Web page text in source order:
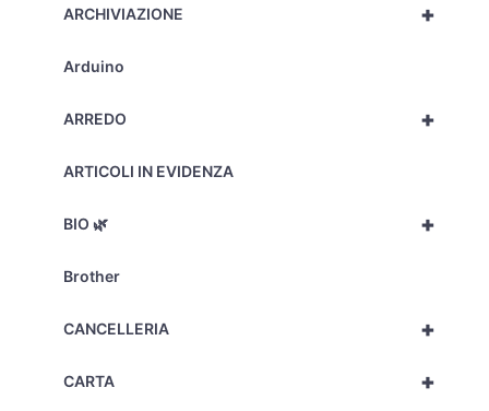
+
ARCHIVIAZIONE
Arduino
+
ARREDO
ARTICOLI IN EVIDENZA
+
BIO 🌿
Brother
+
CANCELLERIA
+
CARTA